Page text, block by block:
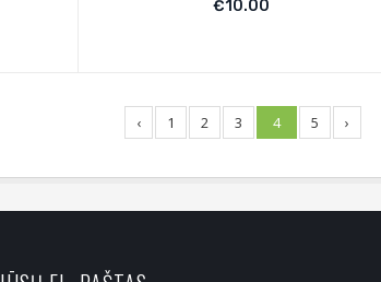
€10.00
‹ 1 2 3 4 5 ›